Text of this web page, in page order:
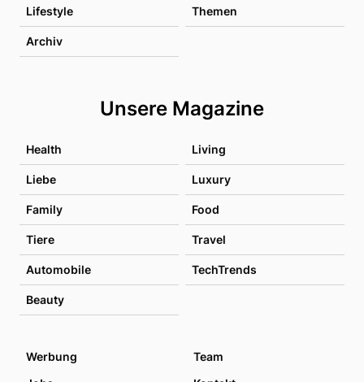
Lifestyle Themen
Archiv
Unsere Magazine
Health Living
Liebe Luxury
Family Food
Tiere Travel
Automobile TechTrends
Beauty
Werbung
Team